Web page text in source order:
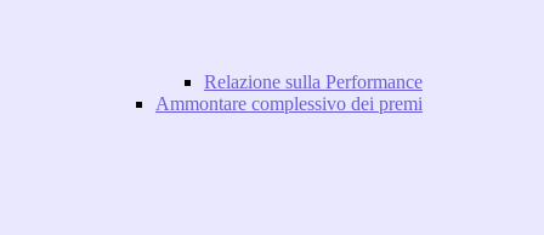
Relazione sulla Performance
Ammontare complessivo dei premi